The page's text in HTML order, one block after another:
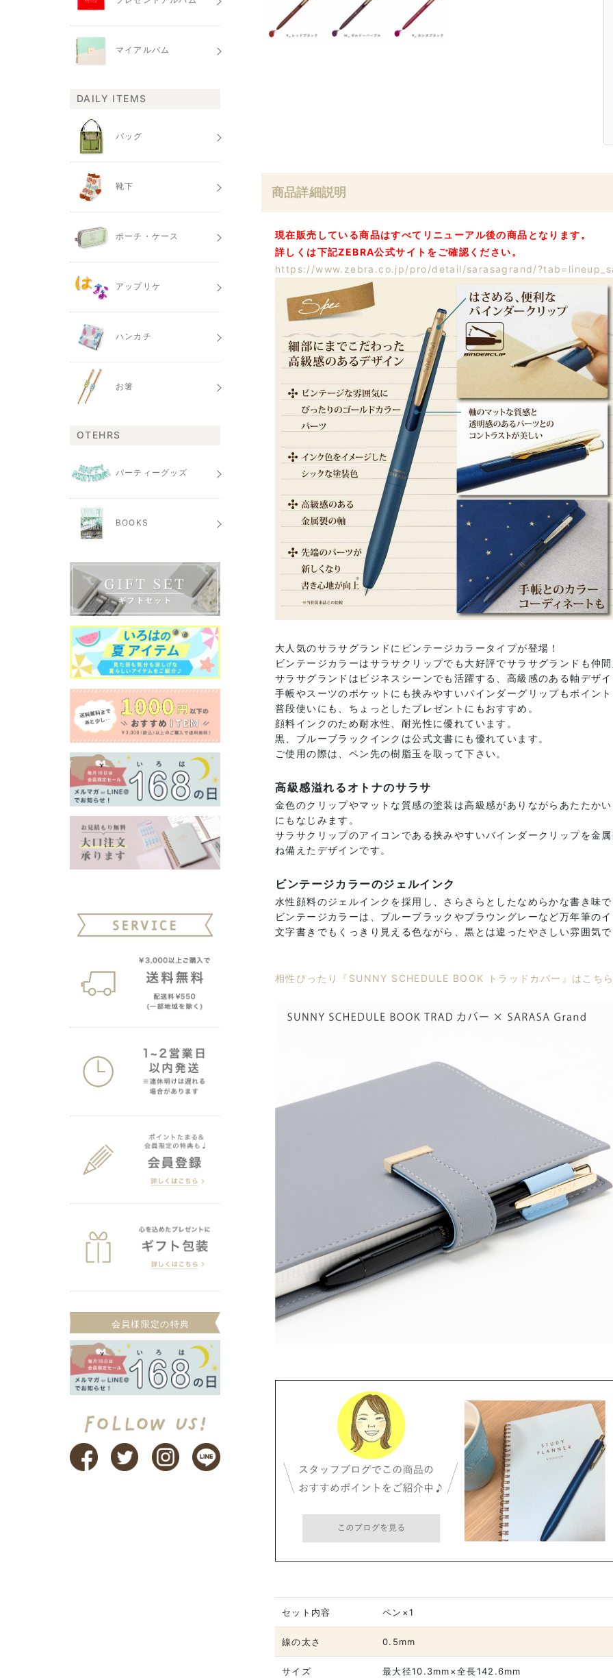
商品詳細説明
現在販売している商品はすべてリニューアル後の商品となります。
詳しくは下記ZEBRA公式サイトをご確認ください。
https://www.zebra.co.jp/pro/detail/sarasagrand/
大人気のサラサグランドにビンテージカラータイプが登場！
ビンテージカラーはサラサクリップでも大好評でサラサグランドも仲間
サラサグランドはビジネスシーンでも活躍する、高級感のある軸デザ
手帳やスーツのポケットにも挟みやすいバインダーグリップもポイント
普段使いにも、ちょっとしたプレゼントにもおすすめ。
顔料インクのため耐水性、耐光性に優れています。
黒、ブルーブラックインクは公式文書にも優れています。
ご使用の際は、ペン先の樹脂玉を取って下さい。
高級感溢れるオトナのサラサ
金色のクリップやマットな質感の塗装は高級感がありながらあたたか
にもなじみます。
サラサクリップのアイコンである挟みやすいバインダークリップを金
ね備えたデザインです。
ビンテージカラーのジェルインク
水性顔料のジェルインクを採用し、さらさらとしたなめらかな書き味で
ビンテージカラーは、ブルーブラックやブラウングレーなど万年筆の
文字書きでもくっきり見える色ながら、黒とは違ったやさしい雰囲気
相性ぴったり『SUNNY SCHEDULE BOOK トラッドカバー』はこち
セット内容 ペン×1
線の太さ 0.5mm
サイズ 最大径10.3mm×全長142.6mm
マイアルバム
DAILY ITEMS
バッグ
靴下
ポーチ・ケース
アップリケ
ハンカチ
お箸
OTEHRS
パーティーグッズ
BOOKS
会員様限定の特典